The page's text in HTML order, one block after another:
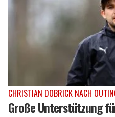
CHRISTIAN DOBRICK NACH
Große Unterstützung